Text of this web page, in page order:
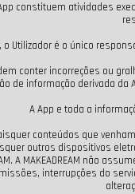
constituem atividades
o Utilizador é o único
conter incorreções ou
de informação derivada da
A App e toda a
conteúdos que
outros dispositivos
A MAKEADREAM não
interrupções do